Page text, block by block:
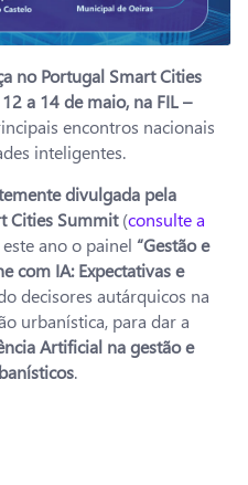
no Portugal Smart Cities
12 a 14 de maio, na FIL –
encontros nacionais
inteligentes.
divulgada pela
Cities Summit(consulte a
ano o painel “Gestão e
com IA: Expectativas e
decisores autárquicos na
urbanística, para dar a
Artificial na gestão e
.